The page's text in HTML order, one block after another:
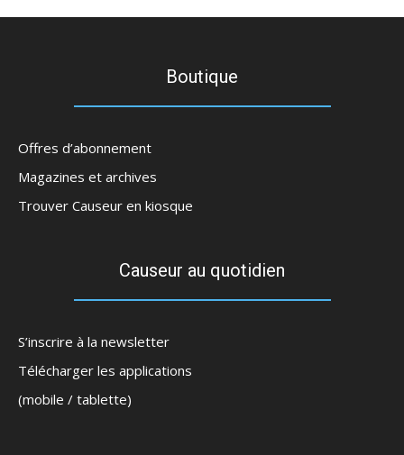
Boutique
Offres d’abonnement
Magazines et archives
Trouver Causeur en kiosque
Causeur au quotidien
S’inscrire à la newsletter
Télécharger les applications
(mobile / tablette)